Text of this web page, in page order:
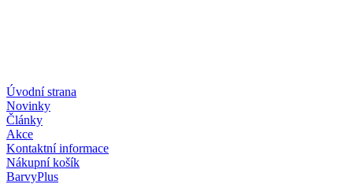
Úvodní strana
Novinky
Články
Akce
Kontaktní informace
Nákupní košík
BarvyPlus